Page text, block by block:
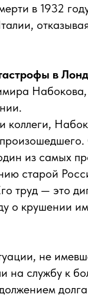
в 1932
в
из самых
старой
труд — это
о крушении
не
на службу к